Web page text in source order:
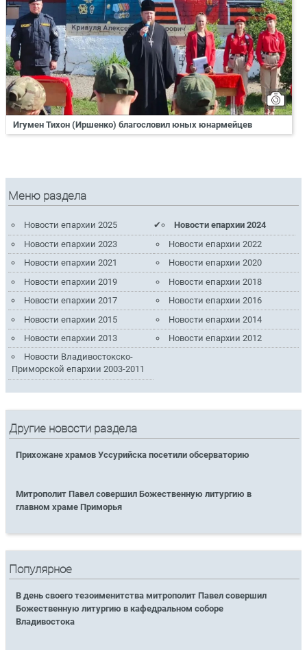
Игумен Тихон (Иршенко) благословил юных юнармейцев
Меню раздела
Новости епархии 2025
Новости епархии 2024
Новости епархии 2023
Новости епархии 2022
Новости епархии 2021
Новости епархии 2020
Новости епархии 2019
Новости епархии 2018
Новости епархии 2017
Новости епархии 2016
Новости епархии 2015
Новости епархии 2014
Новости епархии 2013
Новости епархии 2012
Новости Владивостокско-
Приморской епархии 2003-2011
Другие новости раздела
Прихожане храмов Уссурийска посетили обсерваторию
Митрополит Павел совершил Божественную литургию в
главном храме Приморья
Популярное
В день своего тезоименитства митрополит Павел совершил
Божественную литургию в кафедральном соборе
Владивостока